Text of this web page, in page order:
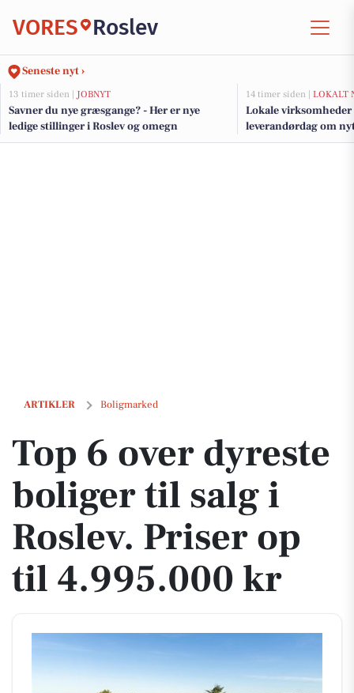
VORES Roslev
Seneste nyt ›
13 timer siden | JOBNYT
Savner du nye græsgange? - Her er nye
ledige stillinger i Roslev og omegn
14 timer siden | LOKALT
Lokale
leverandørdag om
GreenLab nord for
ARTIKLER Boligmarked
Top 6 over dyreste boliger til salg i Roslev. Priser op til 4.995.000 kr
Top 6 over dyreste
boliger til salg i
Roslev. Priser op
til 4.995.000 kr